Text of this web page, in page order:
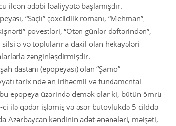
ildən ədəbi fəaliyyətə başlamışdır.
“Saçlı” çoxcildlik romanı, “Mehman”,
povestləri, “Ötən günlər dəftərindən”,
silsilə və toplularına daxil olan hekayələri
zənginləşdirmişdir.
dastanı (epopeyası) olan “Şamo”
tarixində ən irihəcmli və fundamental
epopeya üzərində demək olar ki, bütün ömrü
ilə qədər işləmiş və əsər bütövlükdə 5 cilddə
Azərbaycan kəndinin adət-ənənələri, məişəti,